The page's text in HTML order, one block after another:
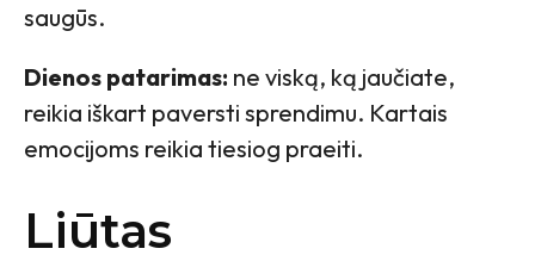
saugūs.
Dienos patarimas: ne viską, ką jaučiate,
reikia iškart paversti sprendimu. Kartais
emocijoms reikia tiesiog praeiti.
Liūtas